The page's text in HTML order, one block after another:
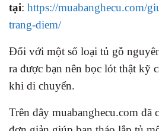
tại: https://muabanghecu.com/
trang-diem/
Đối với một số loại tủ gỗ
ra được bạn nên bọc lót thật kỹ
khi di chuyển.
Trên đây muabanghecu.com đã